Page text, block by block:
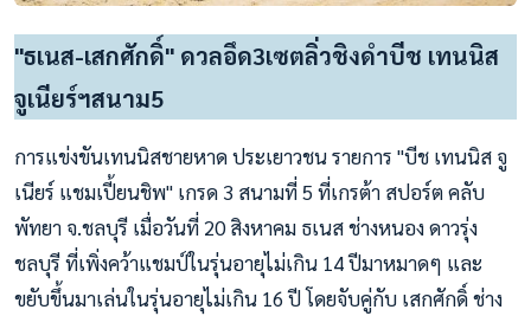
"ธเนส-เสกศักดิ์" ดวลอึด3เซตลิ่วชิงดำบีช เทนนิส
จูเนียร์ฯสนาม5
การแข่งขันเทนนิสชายหาด ประเยาวชน รายการ "บีช เทนนิส จู
เนียร์ แชมเปี้ยนชิพ" เกรด 3 สนามที่ 5 ที่เกรต้า สปอร์ต คลับ
พัทยา จ.ชลบุรี เมื่อวันที่ 20 สิงหาคม ธเนส ช่างหนอง ดาวรุ่ง
ชลบุรี ที่เพิ่งคว้าแชมป์ในรุ่นอายุไม่เกิน 14 ปีมาหมาดๆ และ
ขยับขึ้นมาเล่นในรุ่นอายุไม่เกิน 16 ปี โดยจับคู่กับ เสกศักดิ์ ช่าง